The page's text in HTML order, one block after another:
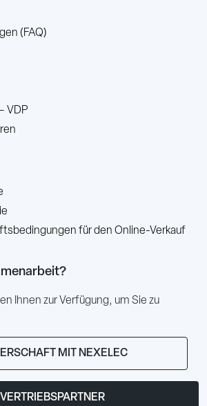
(FAQ)
VDP
für den Online-Verkauf
Ihnen zur Verfügung, um Sie zu
MIT NEXELEC
VERTRIEBSPARTNER